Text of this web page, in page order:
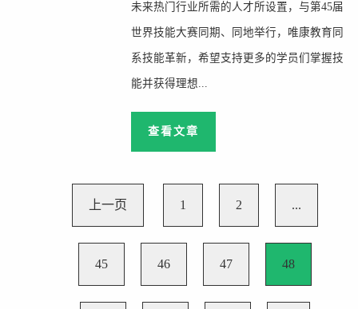
未来热门行业所需的人才所设置，与第45届
世界技能大赛同期、同地举行，唯康教育同
系技能革新，希望支持更多的学员们掌握技
能并获得理想...
查看文章
上一页 1 2 ...
45 46 47 48